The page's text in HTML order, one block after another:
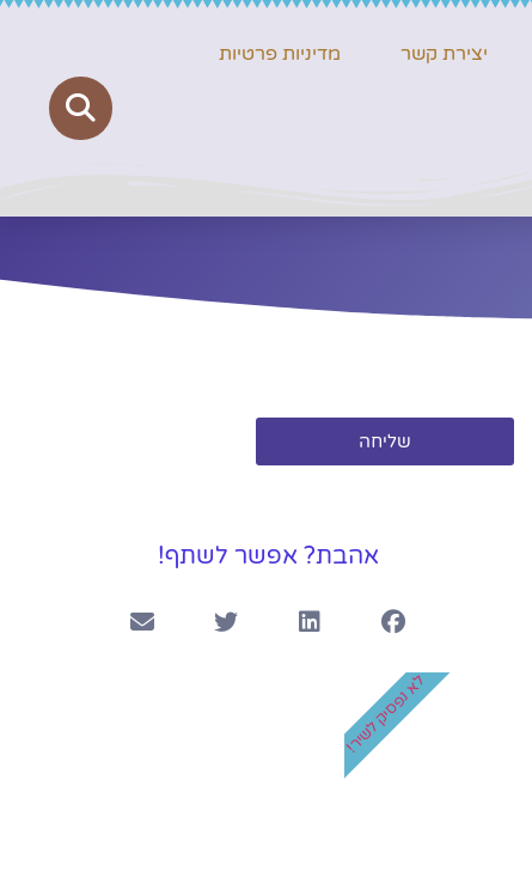
יצירת קשר מדיניות פרטיות
שליחה
אהבת? אפשר לשתף!
לא נפסיק לשיר!